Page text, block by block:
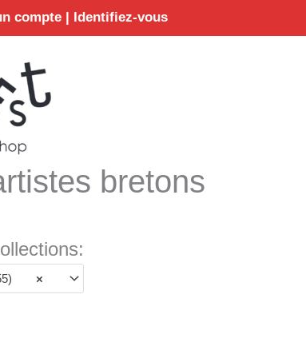
compte | Identifiez-vous
bretons
×